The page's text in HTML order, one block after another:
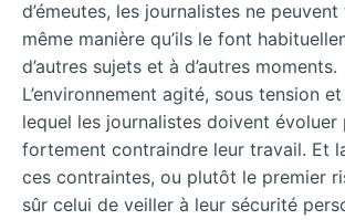
d’émeutes, les journalistes ne
même manière qu’ils le font
d’autres sujets et à d’autres moments.
L’environnement agité, sous tension
lequel les journalistes doivent évoluer
fortement contraindre leur travail. Et
ces contraintes, ou plutôt le premier
sûr celui de veiller à leur sécurité